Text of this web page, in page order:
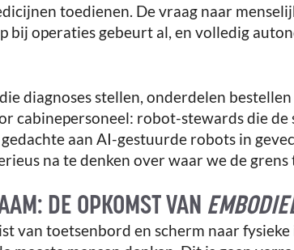
toedienen. De vraag naar
bij operaties gebeurt al, en volledig
diagnoses stellen, onderdelen
cabinepersoneel: robot-stewards die de
aan AI-gestuurde robots in
na te denken over waar we de grens
DE OPKOMST VAN
van toetsenbord en scherm naar